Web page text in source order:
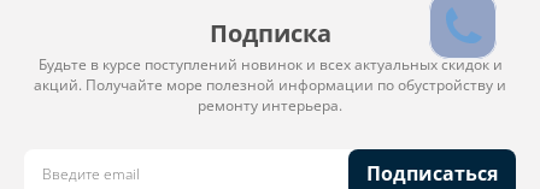
Подписка
Будьте в курсе поступлений новинок и всех актуальных скидок и
акций. Получайте море полезной информации по обустройству и
ремонту интерьера.
Подписаться